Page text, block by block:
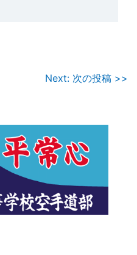
Next: 次の投稿 >>